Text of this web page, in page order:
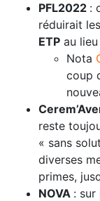
PFL2022 :
réduirait
ETP au
Nota
coup
reste
« sans
diverses
primes,
NOVA : sur